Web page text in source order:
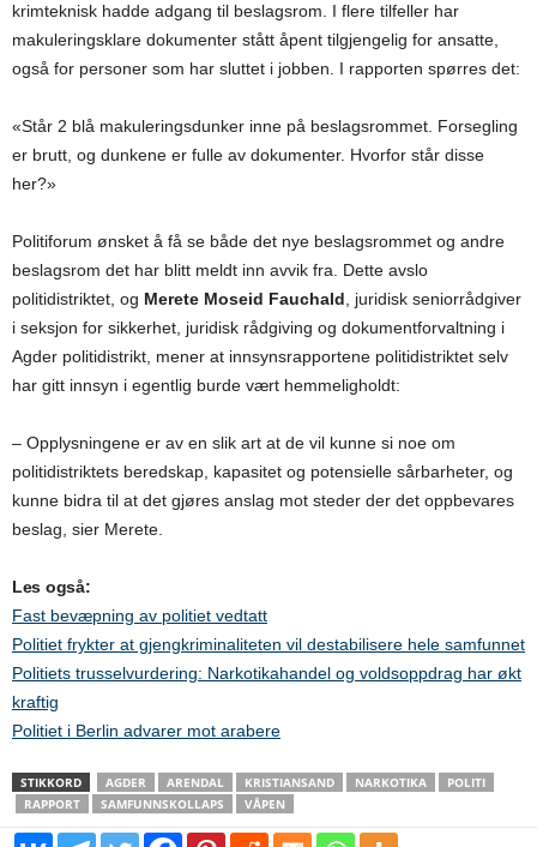
krimteknisk hadde adgang til beslagsrom. I flere tilfeller har
makuleringsklare dokumenter stått åpent tilgjengelig for ansatte,
også for personer som har sluttet i jobben. I rapporten spørres det:
«Står 2 blå makuleringsdunker inne på beslagsrommet. Forsegling
er brutt, og dunkene er fulle av dokumenter. Hvorfor står disse
her?»
Politiforum ønsket å få se både det nye beslagsrommet og andre
beslagsrom det har blitt meldt inn avvik fra. Dette avslo
politidistriktet, og Merete Moseid Fauchald , juridisk seniorrådgiver
i seksjon for sikkerhet, juridisk rådgiving og dokumentforvaltning i
Agder politidistrikt, mener at innsynsrapportene politidistriktet selv
har gitt innsyn i egentlig burde vært hemmeligholdt:
– Opplysningene er av en slik art at de vil kunne si noe om
politidistriktets beredskap, kapasitet og potensielle sårbarheter, og
kunne bidra til at det gjøres anslag mot steder der det oppbevares
beslag, sier Merete.
Les også:
Fast bevæpning av politiet vedtatt
Politiet frykter at gjengkriminaliteten vil destabilisere hele samfunnet
Politiets trusselvurdering: Narkotikahandel og voldsoppdrag har økt
kraftig
Politiet i Berlin advarer mot arabere
STIKKORD AGDER ARENDAL KRISTIANSAND NARKOTIKA
POLITI
RAPPORT
SAMFUNNSKOLLAPS VÅPEN